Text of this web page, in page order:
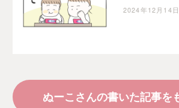
のことは忘
2024年12月14日
ぬーこさんの書いた記事を